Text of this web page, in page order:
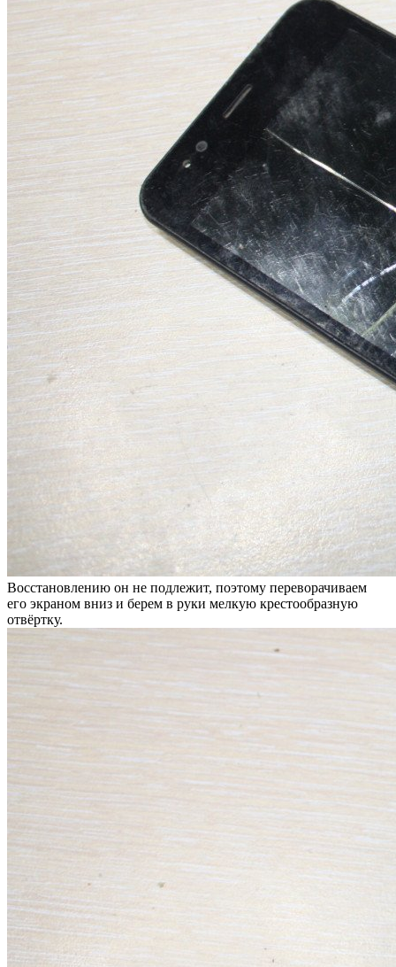
Восстановлению он не подлежит, поэтому переворачиваем
его экраном вниз и берем в руки мелкую крестообразную
отвёртку.